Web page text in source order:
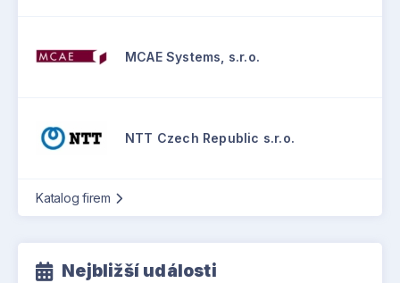
MCAE Systems, s.r.o.
NTT Czech Republic s.r.o.
Katalog firem
Nejbližší události